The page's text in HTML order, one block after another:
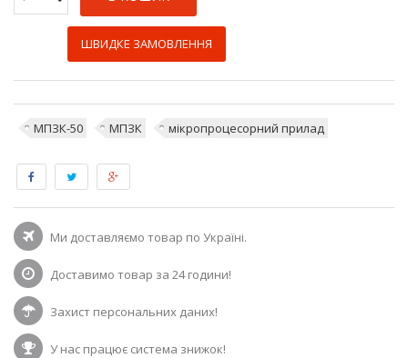
ШВИДКЕ ЗАМОВЛЕННЯ
МПЗК-50 МПЗК мікропроцесорний прилад
Ми доставляємо товар по Україні.
Доставимо товар за 24 години!
Захист персональних даних!
У нас працює система знижок!